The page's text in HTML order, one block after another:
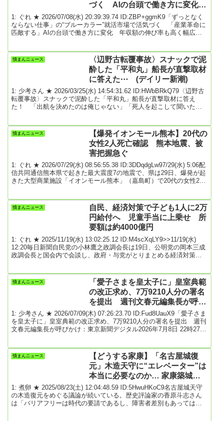
づく AIの台頭で働き方に変化
年収額の伸び率も高く幅広い世代
に人気 ★3
1: ぐれ ★ 2026/07/08(水) 20:39:39.74 ID:ZBP+ggmK9「ずっとなく
ならない仕事」の“ブルーカラー”就活市場で活気づく 「産業革命に
匹敵する」AIの台頭で働き方に変化 年収額の伸び率も高く幅広い
事務職や士業などの“ホワイトカラー”の仕事が「AIに代替されるリス
クが高い」として敬遠される一方、建設業や製造業といった“ブルー
憤まんニュース
〈辺野古転覆事故〉スナックで泥
酔した「平和丸」船長が直撃取材
に答えた⋯ (デイリー新潮)
1: 少考さん ★ 2026/03/25(水) 14:54:31.62 ID:HWbBRkQ79〈辺野古
転覆事故〉スナックで泥酔した「平和丸」船長が直撃取材に答え
た！ 「出航を決めたのは俺じゃない」「死人を起こして聞いた方
で、同志社国際高校の生徒ら21人が乗船していた2隻の小型船が転覆
し、同校に通う17歳の女子生徒と、「不屈」の船長の金井創さん
憤まんニュース
【爆発イオンモール熊本】20代の
女性2人死亡確認 熊本地震、被
害把握急ぐ
1: ぐれ ★ 2026/07/29(水) 08:56:55.38 ID:3DDqdgLw97/29(水) 5:06配
信共同通信熊本県で起きた最大震度7の地震で、県は29日、爆発が起
きた大型商業施設「イオンモール熊本」（嘉島町）で20代の女性2人
傷者も多数出た。被災地では家屋倒壊や閉じ込めの情報があり、県
などが被害状況の把握を急ぐ。イオンモールではこのほか、救助さ
憤まんニュース
自民、経済対策で子ども1人に2万
円給付へ 児童手当に上乗せ 所
要額は約4000億円
1: ぐれ ★ 2025/11/19(水) 13:02:25.12 ID:M4scXqLY9>>11/19(水)
12:20毎日新聞自民党の小林鷹之政調会長は19日、公明党の岡本三成
政調会長と国会内で会談し、政府・与党がとりまとめる経済対策の
約4000億円だとした。続きは↓自民、経済対策で子ども1人に2万円給
付へ 児童手当に上乗せ 引用元: 2: 名無しどんぶらこ 2025/...
憤まんニュース
「愛子さまを皇太子に」皇室典範
の改正求め、7万9210人分の署名
を提出 週刊文春元編集長が呼び
かけ
1: 少考さん ★ 2026/07/09(木) 07:26:23.70 ID:Fud8UauX9「愛子さま
を皇太子に」皇室典範の改正求め、7万9210人分の署名を提出 週刊
文春元編集長が呼びかけ：東京新聞デジタル2026年7月8日 22時27
ト・オーグ」で展開され、8日、参院議員会館で、賛同者7万9210人
分の署名簿が立憲民主党の徳永エリ政務調査会長と杉尾秀哉政務調
憤まんニュース
【どうする家康】「名古屋城復
元」木造天守に“エレベーター”は
本当に必要なのか… 家康築城以
来の大問題 「復元とはなにか」
★2
1: 煮卵 ★ 2025/08/23(土) 12:04:48.59 ID:5HwuHKoC9名古屋城天守
の木造復元をめぐる議論が続いている。歴史評論家の香原斗志さん
は「バリアフリーは時代の要請であるし、障害者差別もあってはな